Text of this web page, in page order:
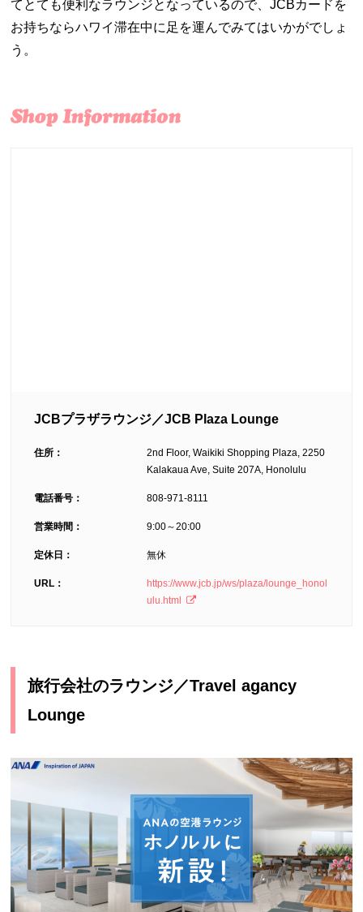
てとても便利なラウンジとなっているので、JCBカードを
お持ちならハワイ滞在中に足を運んでみてはいかがでしょ
う。
JCBプラザラウンジ／JCB Plaza Lounge
住所：
2nd Floor, Waikiki Shopping Plaza, 2250
Kalakaua Ave, Suite 207A, Honolulu
電話番号： 808-971-8111
営業時間： 9:00～20:00
定休日： 無休
URL：
https://www.jcb.jp/ws/plaza/lounge_honol
ulu.html
旅行会社のラウンジ／Travel agancy
Lounge